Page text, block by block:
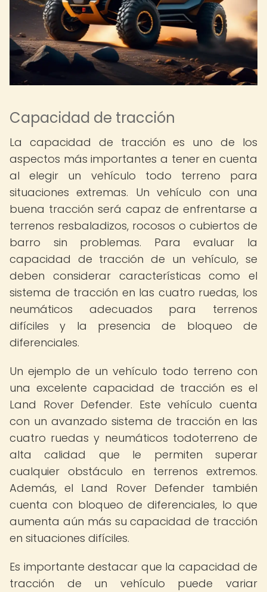
Capacidad de tracción
La capacidad de tracción es uno de los
aspectos más importantes a tener en cuenta
al elegir un vehículo todo terreno para
situaciones extremas. Un vehículo con una
buena tracción será capaz de enfrentarse a
terrenos resbaladizos, rocosos o cubiertos de
barro sin problemas. Para evaluar la
capacidad de tracción de un vehículo, se
deben considerar características como el
sistema de tracción en las cuatro ruedas, los
neumáticos adecuados para terrenos
difíciles y la presencia de bloqueo de
diferenciales.
Un ejemplo de un vehículo todo terreno con
una excelente capacidad de tracción es el
Land Rover Defender. Este vehículo cuenta
con un avanzado sistema de tracción en las
cuatro ruedas y neumáticos todoterreno de
alta calidad que le permiten superar
cualquier obstáculo en terrenos extremos.
Además, el Land Rover Defender también
cuenta con bloqueo de diferenciales, lo que
aumenta aún más su capacidad de tracción
en situaciones difíciles.
Es importante destacar que la capacidad de
tracción de un vehículo puede variar